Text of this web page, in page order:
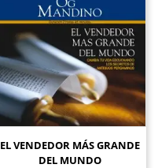
EL VENDEDOR MÁS GRANDE
DEL MUNDO